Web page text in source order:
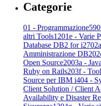
Categorie
01 - Programmazione59
altri Tools1201e - Varie
Database DB2 for i27
Amministrazione DB2
Open Source2003a - Java
Ruby on Rails203f -
Source per IBM i404 -
Client Solution / Client
Availability e Disaster